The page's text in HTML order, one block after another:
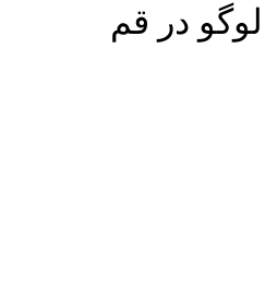
در قم